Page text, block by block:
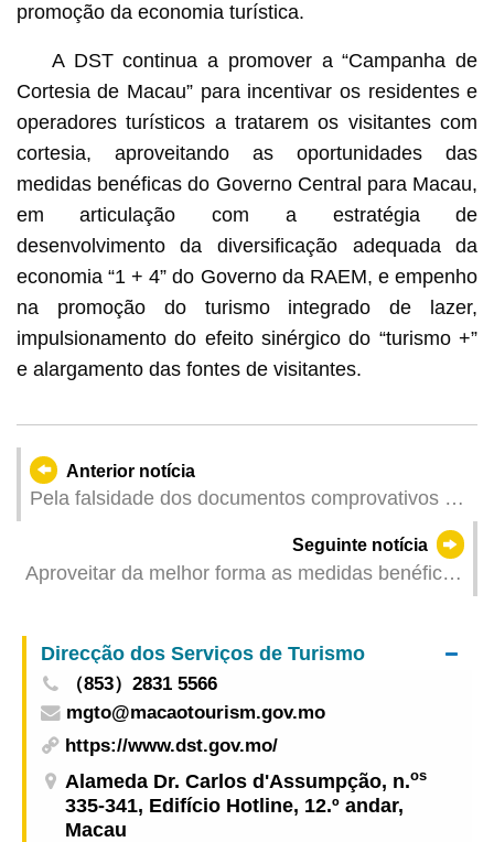
promoção da economia turística.
A DST continua a promover a “Campanha de
Cortesia de Macau” para incentivar os residentes e
operadores turísticos a tratarem os visitantes com
cortesia, aproveitando as oportunidades das
medidas benéficas do Governo Central para Macau,
em articulação com a estratégia de
desenvolvimento da diversificação adequada da
economia “1 + 4” do Governo da RAEM, e empenho
na promoção do turismo integrado de lazer,
impulsionamento do efeito sinérgico do “turismo +”
e alargamento das fontes de visitantes.
Anterior notícia
Pela falsidade dos documentos comprovativos de
presunção da paternidade no registo de
nascimento
Seguinte notícia
Aproveitar da melhor forma as medidas benéficas
o desenvolvimento qualitativo para aproveitar as
oportunidades
Direcção dos Serviços de Turismo
（853）2831 5566
mgto@macaotourism.gov.mo
https://www.dst.gov.mo/
Alameda Dr. Carlos d'Assumpção, n.os
335-341, Edifício Hotline, 12.º andar,
Macau